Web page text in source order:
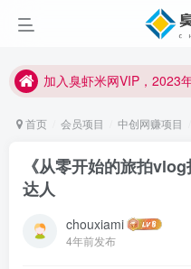
加入臭虾米网VIP，2023
加入臭虾米网VIP，2023
首页 会员项目 中创网赚项目
《从零开始的旅拍
达人
chouxiami
4年前发布